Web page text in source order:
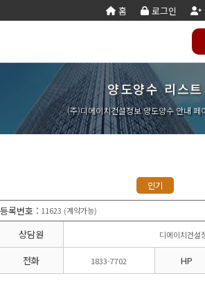
홈 로그인
회사
소개
사업
영역
조직
도
합
건
설
업
토목건축
공사업
경설비공
조경공사
전문건설업
지반조성·포
장공사업
실내건축공
사업
도장·습식·방 조경식재·시
비계공사업
비공사업
철도·궤도공
사업
철강구조물공
기
전기공사업
나무병원
산림사업
인
엔지니어링
사업자
양도
양수
리스
트
양도
양수
절차
기업
진단
공
제
조
합
실
태
조
사
기
재
사
항
변
경
법령
서식
국가
계약
법령
관계
서식
건설
업등
록서
식
실질
자본
금
계산
기
세무
계산
기
양도양수 리스트
(주)디에이치건설정보 양도양수 안내 페
인기
등록번호 : 11623 (계약가능)
상담원 디에이치건설
전화 1833-7702 HP